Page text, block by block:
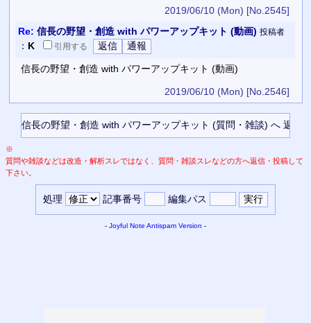
2019/06/10 (Mon) [No.2545]
Re: 信長の野望・創造 with パワーアップキット (動画) 投稿者
： K 引用する
信長の野望・創造 with パワーアップキット (動画)
2019/06/10 (Mon) [No.2546]
※
質問や雑談などは改造・解析スレではなく、質問・雑談スレなどの方へ返信・投稿して
下さい。
処理 記事番号 編集パス
- Joyful Note Antispam Version -